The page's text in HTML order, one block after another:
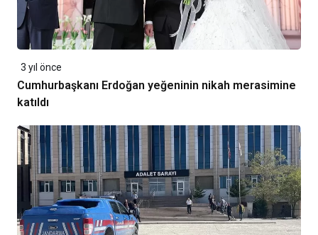
3 yıl önce
Cumhurbaşkanı Erdoğan yeğeninin nikah merasimine
katıldı